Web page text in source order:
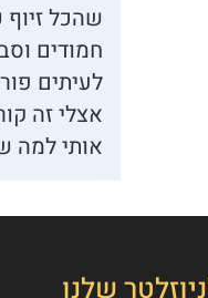
שהכל זיוף
חמודים
לעיתים
אצלי זה
אותי למה
שלנו